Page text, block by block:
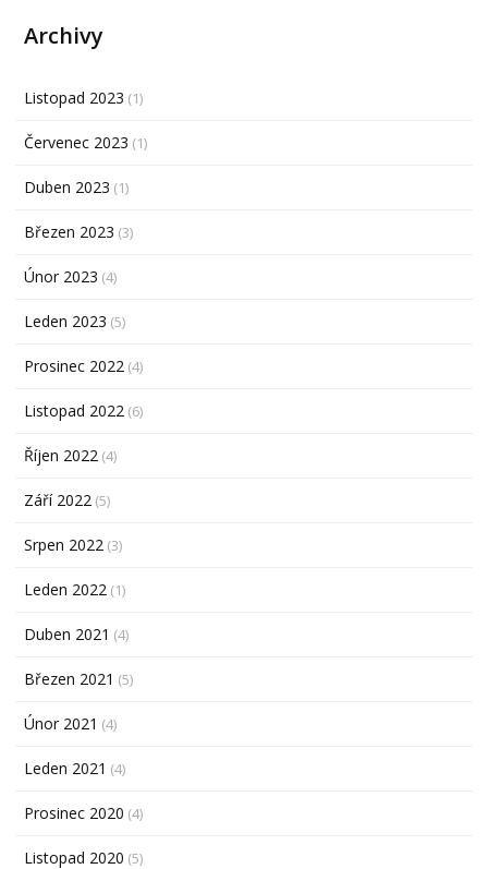
Archivy
Listopad 2023 (1)
Červenec 2023 (1)
Duben 2023 (1)
Březen 2023 (3)
Únor 2023 (4)
Leden 2023 (5)
Prosinec 2022 (4)
Listopad 2022 (6)
Říjen 2022 (4)
Září 2022 (5)
Srpen 2022 (3)
Leden 2022 (1)
Duben 2021 (4)
Březen 2021 (5)
Únor 2021 (4)
Leden 2021 (4)
Prosinec 2020 (4)
Listopad 2020 (5)